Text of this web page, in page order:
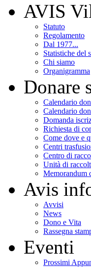
AVIS
Statuto
Regolamento
Dal 1977...
Statistiche del
Chi siamo
Organigramma
Donare
Calendario
Calendario
Domanda
Richiesta di
Come dove e
Centri
Centro di
Unità di
Memorandum
Avis
Avvisi
News
Dono e Vita
Rassegna
Eventi
Prossimi